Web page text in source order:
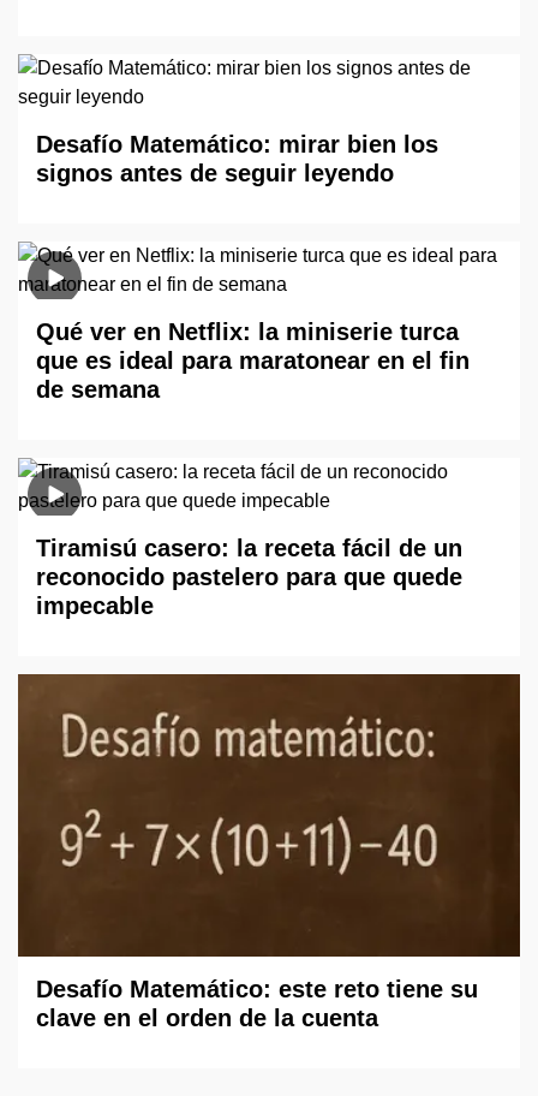
Desafío Matemático: mirar bien los
signos antes de seguir leyendo
Qué ver en Netflix: la miniserie turca
que es ideal para maratonear en el fin
de semana
Tiramisú casero: la receta fácil de un
reconocido pastelero para que quede
impecable
Desafío Matemático: este reto tiene su
clave en el orden de la cuenta